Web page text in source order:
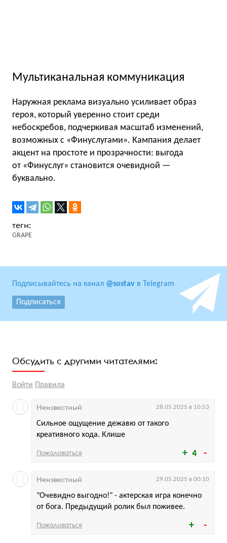
Мультиканальная коммуникация
Наружная реклама визуально усиливает образ
героя, который уверенно стоит среди
небоскребов, подчеркивая масштаб изменений,
возможных с «Финуслугами». Кампания делает
акцент на простоте и прозрачности: выгода
от «Финуслуг» становится очевидной —
буквально.
GRAPE
Подписывайтесь на канал @sostav в Telegram
Подписаться
Обсудить с другими читателями:
Войти Правила
4
Сильное ощущение дежавю от такого
креативного хода. Клише
Неизвестный 28.05.2025 в 10:53
Пожаловаться
"Очевидно выгодно!" - актерская игра конечно
от бога. Предыдущий ролик был поживее.
Неизвестный 29.05.2025 в 00:10
Пожаловаться